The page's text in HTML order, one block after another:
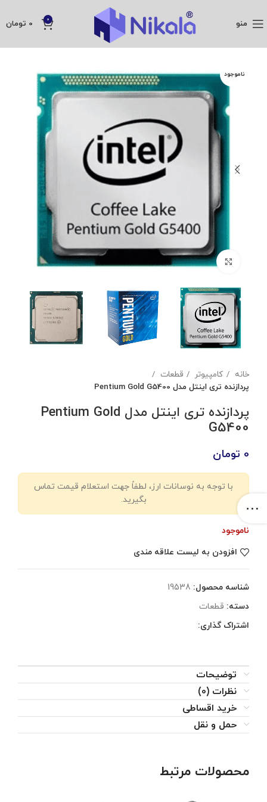
منو 0
0 تومان
ناموجود
بزرگنمایی تصویر
خانه کامپیوتر
قطعات
پردازنده تری اینتل مدل Pentium Gold G5400
پردازنده تری اینتل مدل Pentium Gold
G5400
0 تومان
با توجه به نوسانات ارز، لطفاً جهت استعلام قیمت تماس
بگیرید.
ناموجود
افزودن به لیست علاقه مندی
شناسه محصول: 19538
دسته: قطعات
اشتراک گذاری:
توضیحات
نظرات (0)
خرید اقساطی
حمل و نقل
محصولات مرتبط